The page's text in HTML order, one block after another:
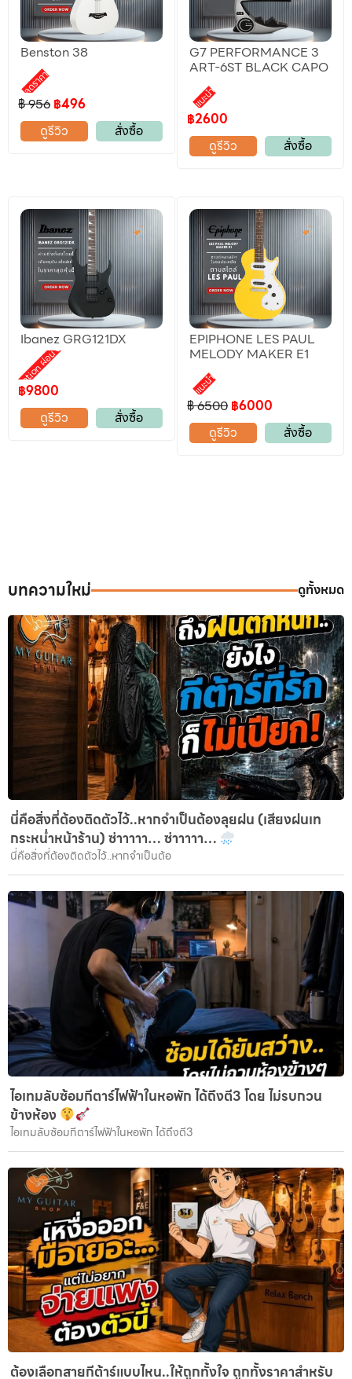
Benston 38
ลดราคา
฿ 956 ฿496
ดูรีวิว
สั่งซื้อ
G7 PERFORMANCE 3
ART-6ST BLACK CAPO
แนะนำ
฿2600
ดูรีวิว
สั่งซื้อ
Ibanez GRG121DX
Promotion ผ่อน 0%
฿9800
ดูรีวิว
สั่งซื้อ
EPIPHONE LES PAUL
MELODY MAKER E1
แนะนำ
฿ 6500 ฿6000
ดูรีวิว
สั่งซื้อ
บทความใหม่ ดูทั้งหมด
นี่คือสิ่งที่ต้องติดตัวไว้..หากจำเป็นต้องลุยฝน (เสียงฝนเท
กระหน่ำหน้าร้าน) ซ่าาาาา… ซ่าาาาา…
นี่คือสิ่งที่ต้องติดตัวไว้..หากจำเป็นต้อ
ไอเทมลับซ้อมกีตาร์ไฟฟ้าในหอพัก ได้ถึงตี3 โดย ไม่รบกวน
ข้างห้อง
ไอเทมลับซ้อมกีตาร์ไฟฟ้าในหอพัก ได้ถึงตี3
ต้องเลือกสายกีต้าร์แบบไหน..ให้ถูกทั้งใจ ถูกทั้งราคาสำหรับ